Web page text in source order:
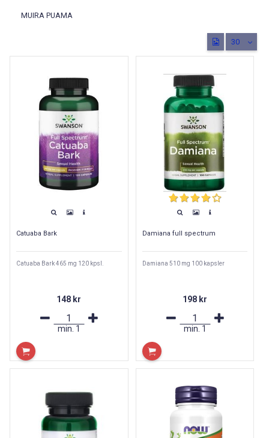
MUIRA PUAMA
30
Catuaba Bark
Catuaba Bark 465 mg 120 kpsl.
148 kr
min. 1
Damiana full spectrum
Damiana 510 mg 100 kapsler
198 kr
min. 1